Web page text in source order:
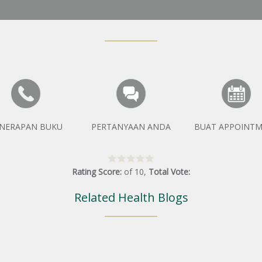
BUKU PERTANYAAN ANDA BUAT
Rating Score: of 10, Total Vote:
Related Health Blogs